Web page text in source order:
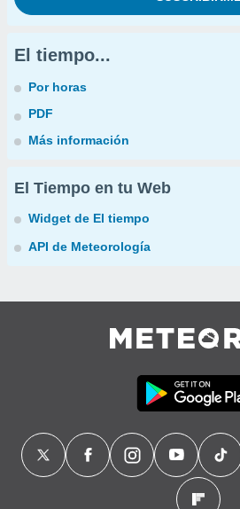
El tiempo...
Por horas
PDF
Más información
El Tiempo en tu Web
Widget de El tiempo
API de Meteorología